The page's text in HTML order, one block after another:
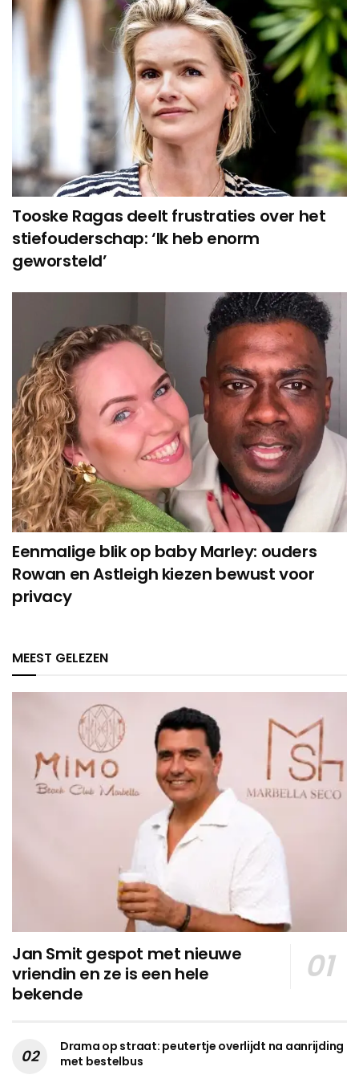
Tooske Ragas deelt frustraties over het
stiefouderschap: ‘Ik heb enorm
geworsteld’
Eenmalige blik op baby Marley: ouders
Rowan en Astleigh kiezen bewust voor
privacy
MEEST GELEZEN
Jan Smit gespot met nieuwe
vriendin en ze is een hele
bekende
Drama op straat: peutertje overlijdt na aanrijding
met bestelbus